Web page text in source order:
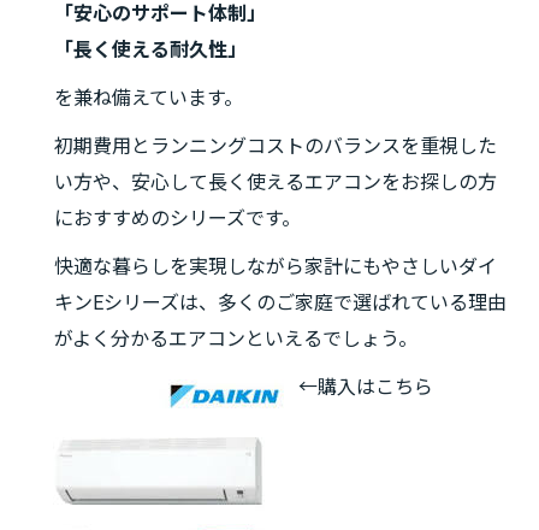
「安心のサポート体制」
「長く使える耐久性」
を兼ね備えています。
初期費用とランニングコストのバランスを重視した
い方や、安心して長く使えるエアコンをお探しの方
におすすめのシリーズです。
快適な暮らしを実現しながら家計にもやさしいダイ
キンEシリーズは、多くのご家庭で選ばれている理由
がよく分かるエアコンといえるでしょう。
←購入はこちら